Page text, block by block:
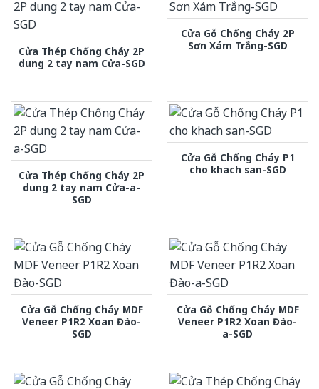
Cửa Thép Chống Cháy 2P
dung 2 tay nam Cửa-SGD
Cửa Gỗ Chống Cháy 2P
Sơn Xám Trắng-SGD
Cửa Thép Chống Cháy 2P
dung 2 tay nam Cửa-a-
SGD
Cửa Gỗ Chống Cháy P1
cho khach san-SGD
Cửa Gỗ Chống Cháy MDF
Veneer P1R2 Xoan Đào-
SGD
Cửa Gỗ Chống Cháy MDF
Veneer P1R2 Xoan Đào-
a-SGD